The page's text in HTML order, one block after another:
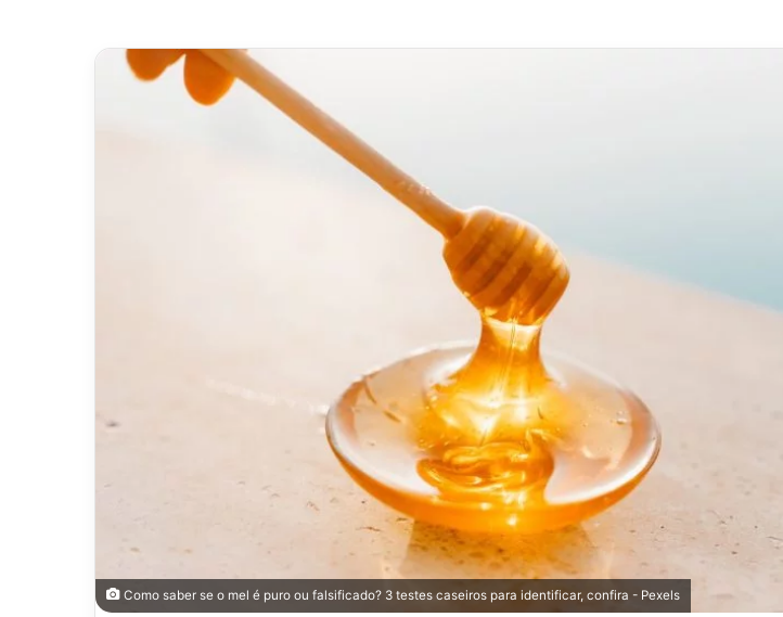
Como saber se o mel é puro ou falsificado? 3 testes caseiros para identificar, confira - Pexels